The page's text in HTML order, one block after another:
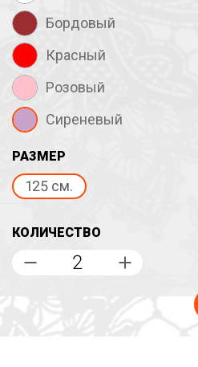
Бордовый
Красный
Розовый
Сиреневый
РАЗМЕР
125 см.
КОЛИЧЕСТВО